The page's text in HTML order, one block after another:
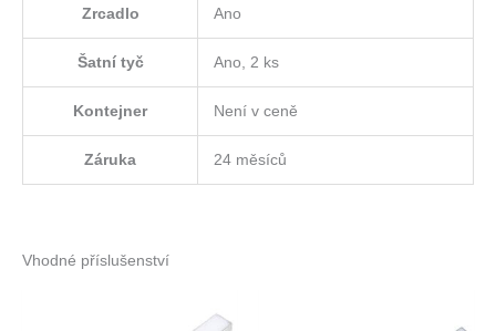
Zrcadlo Ano
Šatní tyč Ano, 2 ks
Kontejner Není v ceně
Záruka 24 měsíců
Vhodné příslušenství